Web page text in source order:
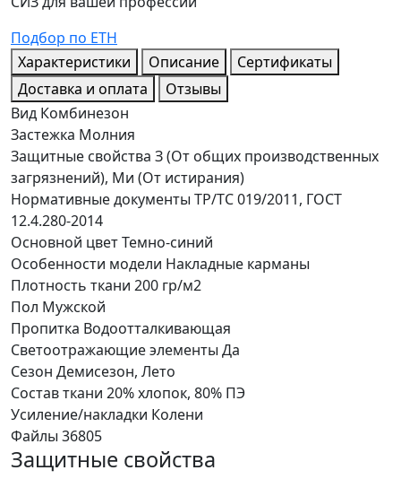
Подбор по ЕТН
Характеристики
Описание
Сертификаты
Доставка и оплата
Отзывы
Вид Комбинезон
Застежка Молния
Защитные свойства З (От общих производственных
загрязнений), Ми (От истирания)
Нормативные документы ТР/ТС 019/2011, ГОСТ
12.4.280-2014
Основной цветТемно-синий
Особенности модели Накладные карманы
Плотность ткани 200 гр/м2
Пол Мужской
Пропитка Водоотталкивающая
Светоотражающие элементы Да
Сезон Демисезон, Лето
Состав ткани 20% хлопок, 80% ПЭ
Усиление/накладки Колени
Файлы 36805
Защитные свойства